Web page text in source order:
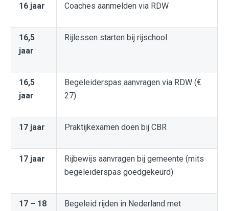
16 jaar Coaches aanmelden via RDW
16,5
jaar
Rijlessen starten bij rijschool
16,5
jaar
Begeleiderspas aanvragen via RDW (€
27)
17 jaar Praktijkexamen doen bij CBR
17 jaar
Rijbewijs aanvragen bij gemeente (mits
begeleiderspas goedgekeurd)
17 – 18
Begeleid rijden in Nederland met